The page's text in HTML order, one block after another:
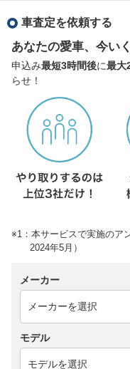
車査定を依頼する
あなたの愛車、今い
申込み最短3時間後に最大
らせ！
※1：本サービスで実施のア
2024年5月）
メーカー
モデル